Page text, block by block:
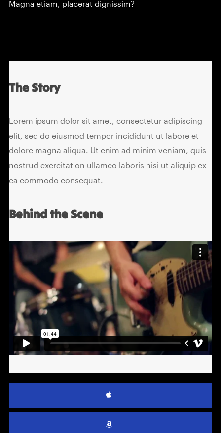
The Story
Lorem ipsum dolor sit amet, consectetur adipiscing
elit, sed do eiusmod tempor incididunt ut labore et
dolore magna aliqua. Ut enim ad minim veniam, quis
nostrud exercitation ullamco laboris nisi ut aliquip ex
ea commodo consequat.
Behind the Scene
Magna etiam, placerat dignissim?